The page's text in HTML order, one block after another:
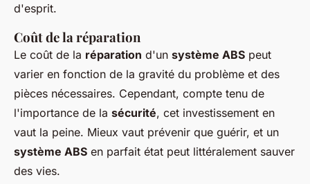
d'esprit.
Coût de la réparation
Le coût de la réparation d'un système ABS peut
varier en fonction de la gravité du problème et des
pièces nécessaires. Cependant, compte tenu de
l'importance de la sécurité, cet investissement en
vaut la peine. Mieux vaut prévenir que guérir, et un
système ABS en parfait état peut littéralement sauver
des vies.